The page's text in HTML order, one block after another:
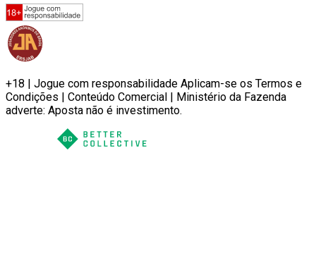
+18 | Jogue com responsabilidade Aplicam-se os Termos e
Condições | Conteúdo Comercial | Ministério da Fazenda
adverte: Aposta não é investimento.